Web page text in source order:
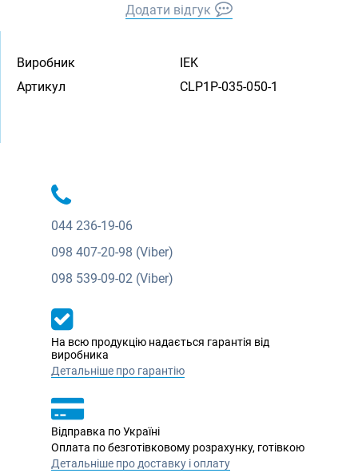
Додати відгук
Виробник
IEK
Артикул
CLP1P-035-050-1
044 236-19-06
098 407-20-98 (Viber)
098 539-09-02 (Viber)
На всю продукцію надається гарантія від
виробника
Детальніше про гарантію
Відправка по Україні
Оплата по безготівковому розрахунку, готівкою
Детальніше про доставку і оплату